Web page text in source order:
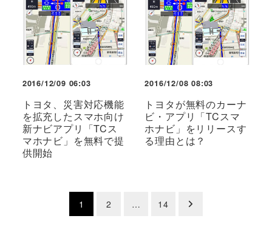
2016/12/09 06:03
トヨタ、災害対応機能
を拡充したスマホ向け
新ナビアプリ「TCス
マホナビ」を無料で提
供開始
2016/12/08 08:03
トヨタが無料のカーナ
ビ・アプリ「TCスマ
ホナビ」をリリースす
る理由とは？
1 2 … 14